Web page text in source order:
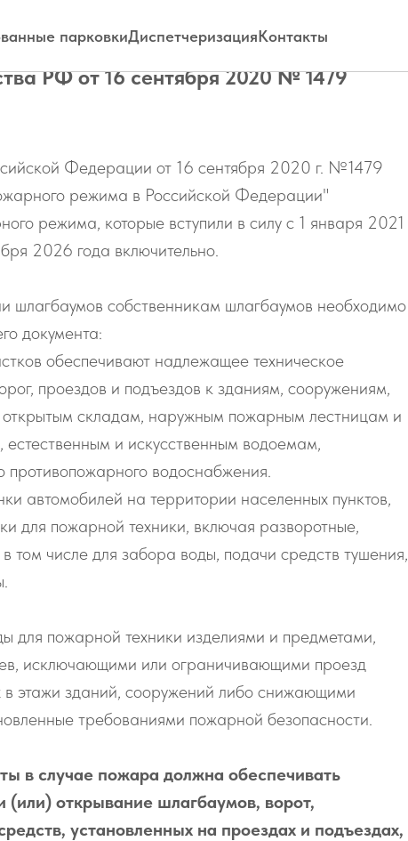
парковкиДиспетчеризацияКонтакты
РФ от 16 сентября 2020 № 1479
Федерации от 16 сентября 2020 г. №1479
режима в Российской Федерации"
режима, которые вступили в силу с 1 января 2021
2026 года включительно.
шлагбаумов собственникам шлагбаумов необходимо
документа:
обеспечивают надлежащее техническое
проездов и подъездов к зданиям, сооружениям,
складам, наружным пожарным лестницам и
и искусственным водоемам,
водоснабжения.
автомобилей на территории населенных пунктов,
для пожарной техники, включая разворотные,
том числе для забора воды, подачи средств тушения,
для пожарной техники изделиями и предметами,
исключающими или ограничивающими проезд
в этажи зданий, сооружений либо снижающими
требованиями пожарной безопасности.
в случае пожара должна обеспечивать
(или) открывание шлагбаумов, ворот,
установленных на проездах и подъездах,